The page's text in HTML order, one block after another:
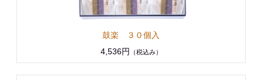
鼓楽 ３０個入
4,536円
（税込み）